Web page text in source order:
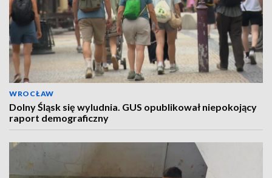
WROCŁAW
Dolny Śląsk się wyludnia. GUS opublikował niepokojący
raport demograficzny